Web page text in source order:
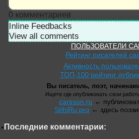
0комментариев
Inline Feedbacks
View all comments
ПОЛЬЗОВАТЕЛИ
Рейтинг писателей
Активность
ТОП-100 рейтинг
Вы писатель, поэт,
Ищете где опубликовать свои
carsson.ru ←
StihiRu.pro ← здесь
Последние комментарии: